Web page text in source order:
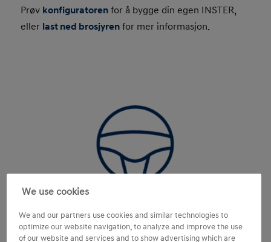
Prøv konfiguratoren for å bygge din egen INSTER,
eller last ned brosjyren for mer informasjon.
Prøv INSTER selv!
We use cookies
We and our partners use cookies and similar technologies to
optimize our website navigation, to analyze and improve the use
of our website and services and to show advertising which are